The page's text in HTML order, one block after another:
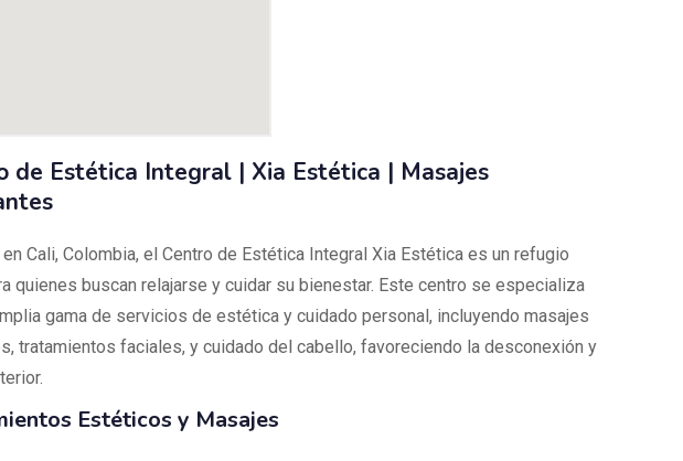
de Estética Integral | Xia Estética | Masajes
Cali, Colombia, el Centro de Estética Integral Xia Estética es un refugio
quienes buscan relajarse y cuidar su bienestar. Este centro se especializa
gama de servicios de estética y cuidado personal, incluyendo masajes
tratamientos faciales, y cuidado del cabello, favoreciendo la desconexión y
Estéticos y Masajes